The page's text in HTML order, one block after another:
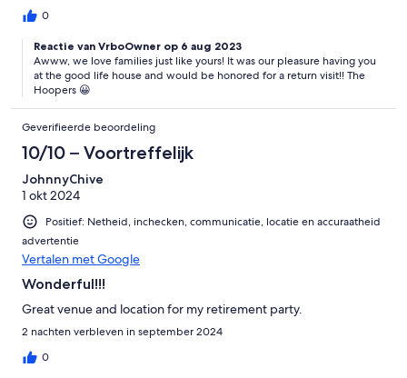
0
Reactie van VrboOwner op 6 aug 2023
Awww, we love families just like yours! It was our pleasure having you
at the good life house and would be honored for a return visit!! The
Hoopers 😀
Geverifieerde beoordeling
10/10 – Voortreffelijk
JohnnyChive
1 okt 2024
Positief: Netheid, inchecken, communicatie, locatie en accuraatheid
advertentie
Vertalen met Google
Wonderful!!!
Great venue and location for my retirement party.
2 nachten verbleven in september 2024
0